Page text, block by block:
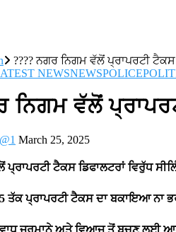
???? ਨਗਰ ਨਿਗਮ ਵੱਲੋਂ ਪ੍ਰਾਪਰਟੀ
NEWSNEWSPOLICE
ਨਿਗਮ ਵੱਲੋਂ
March 25, 2025
ਟੈਕਸ ਡਿਫਾਲਟਰਾਂ ਵਿਰੁੱਧ
ਤੱਕ ਪ੍ਰਾਪਰਟੀ ਟੈਕਸ ਦਾ ਬਕਾਇਆ ਨਾ
ਜੁਰਮਾਨੇ ਅਤੇ ਵਿਆਜ ਤੋਂ ਬਚਣ ਲਈ